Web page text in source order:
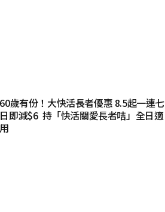
60歲有份！大快活長者優惠 8.5起一連七
日即減$6 持「快活關愛長者咭」全日適
用